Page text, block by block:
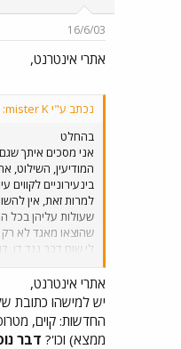
16/6/03
אתרי אינטרנט,
נכתב ע"י mister K:
בהחלט
אני מסכים איתך
המודיעין, השילוט,
בינעירוניים
למרות זאת, אין
שעולות עליהן בכל
שהוצאו מאגד לא
לי שום דבר נגד דן,
הקרדיט על
לחברות החדשות
לראות את אגד ודן
נוסעי האוטובוסים
אתרי אינטרנט,
יש למישהו כתובת
החדשות: קוים,
ממצא) וכו'? דבר